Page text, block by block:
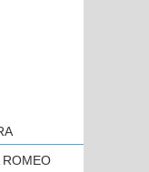
ROMEO